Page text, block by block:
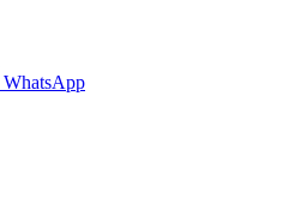
WhatsApp